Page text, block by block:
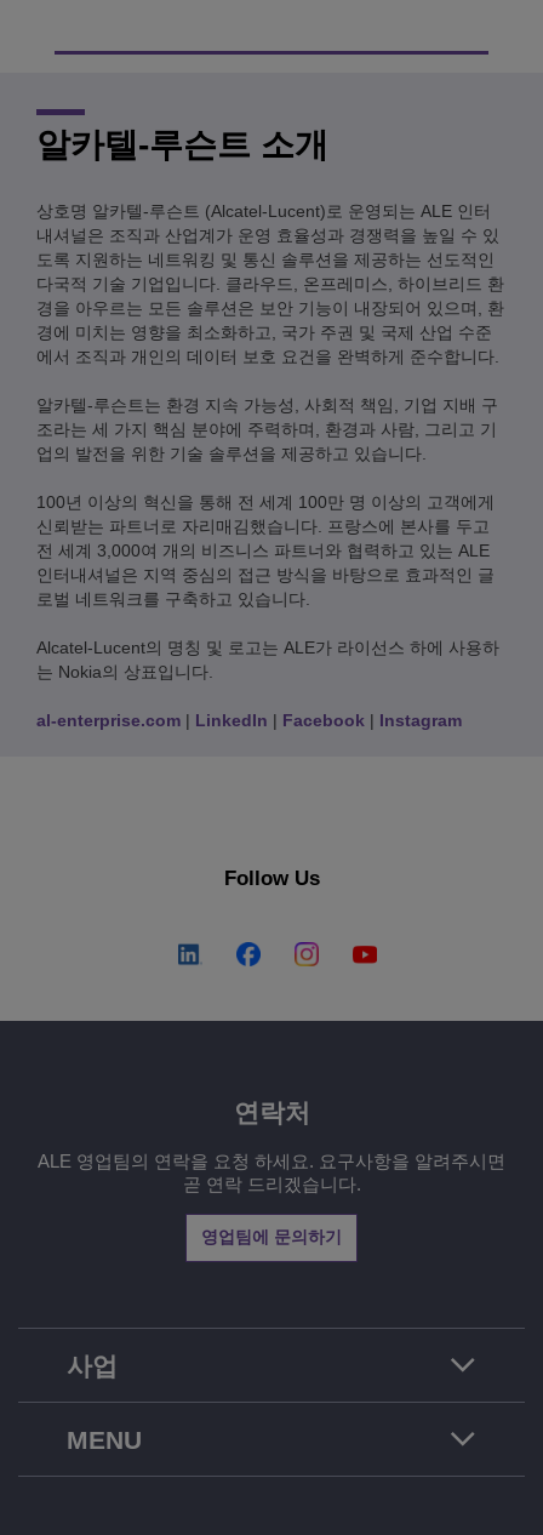
알카텔-루슨트 소개
상호명 알카텔-루슨트 (Alcatel-Lucent)로 운영되는 ALE 인터
내셔널은 조직과 산업계가 운영 효율성과 경쟁력을 높일 수 있
도록 지원하는 네트워킹 및 통신 솔루션을 제공하는 선도적인
다국적 기술 기업입니다. 클라우드, 온프레미스, 하이브리드 환
경을 아우르는 모든 솔루션은 보안 기능이 내장되어 있으며, 환
경에 미치는 영향을 최소화하고, 국가 주권 및 국제 산업 수준
에서 조직과 개인의 데이터 보호 요건을 완벽하게 준수합니다.
알카텔-루슨트는 환경 지속 가능성, 사회적 책임, 기업 지배 구
조라는 세 가지 핵심 분야에 주력하며, 환경과 사람, 그리고 기
업의 발전을 위한 기술 솔루션을 제공하고 있습니다.
100년 이상의 혁신을 통해 전 세계 100만 명 이상의 고객에게
신뢰받는 파트너로 자리매김했습니다. 프랑스에 본사를 두고
전 세계 3,000여 개의 비즈니스 파트너와 협력하고 있는 ALE
인터내셔널은 지역 중심의 접근 방식을 바탕으로 효과적인 글
로벌 네트워크를 구축하고 있습니다.
Alcatel-Lucent의 명칭 및 로고는 ALE가 라이선스 하에 사용하
는 Nokia의 상표입니다.
al-enterprise.com | LinkedIn | Facebook | Instagram
Follow Us
사업
연락처
ALE 영업팀의 연락을 요청 하세요. 요구사항을 알려주시면
곧 연락 드리겠습니다.
영업팀에 문의하기
MENU